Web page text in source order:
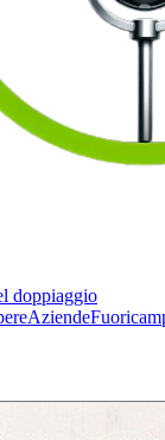
doppiaggio
Aziende